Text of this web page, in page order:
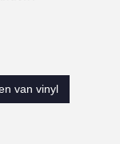
van vinyl